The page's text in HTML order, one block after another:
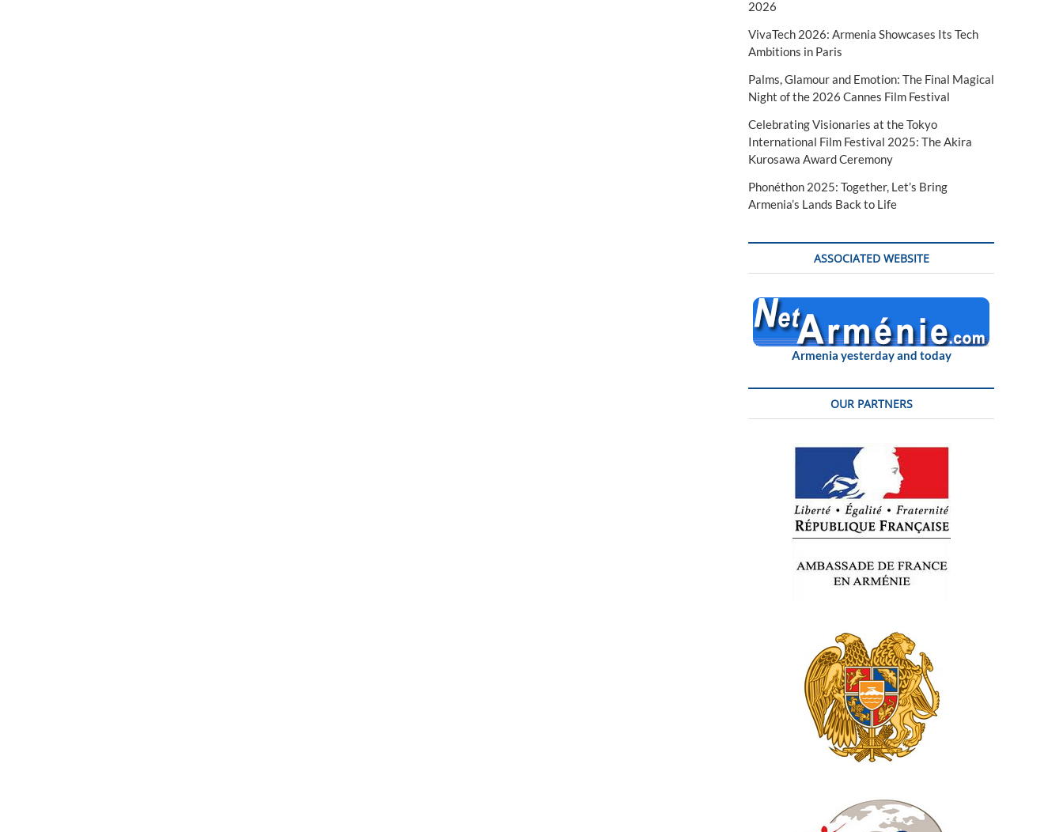
2026
VivaTech 2026: Armenia Showcases Its Tech
Ambitions in Paris
Palms, Glamour and Emotion: The Final Magical
Night of the 2026 Cannes Film Festival
Celebrating Visionaries at the Tokyo
International Film Festival 2025: The Akira
Kurosawa Award Ceremony
Phonéthon 2025: Together, Let’s Bring
Armenia’s Lands Back to Life
ASSOCIATED WEBSITE
Armenia yesterday and today
OUR PARTNERS